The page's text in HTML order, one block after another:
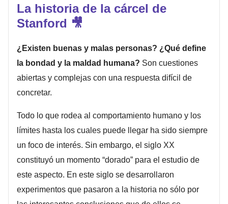
La historia de la cárcel de
Stanford 🎥
¿Existen buenas y malas personas? ¿Qué define
la bondad y la maldad humana? Son cuestiones
abiertas y complejas con una respuesta difícil de
concretar.
Todo lo que rodea al comportamiento humano y los
límites hasta los cuales puede llegar ha sido siempre
un foco de interés. Sin embargo, el siglo XX
constituyó un momento “dorado” para el estudio de
este aspecto. En este siglo se desarrollaron
experimentos que pasaron a la historia no sólo por